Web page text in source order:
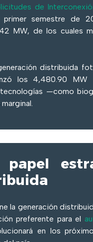
de
semestre de
MW, de los cuales
distribuida
los 4,480.90 MW
—como
papel
la generación
preferente para el
en los